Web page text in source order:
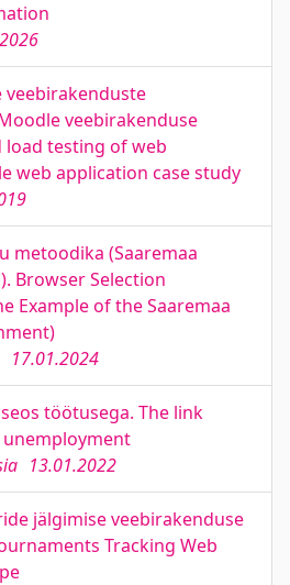
veebirakenduse
load testing of web
web application case study
metoodika (Saaremaa
Browser Selection
Example of the Saaremaa
17.01.2024
töötusega. The link
13.01.2022
jälgimise veebirakenduse
Tracking Web